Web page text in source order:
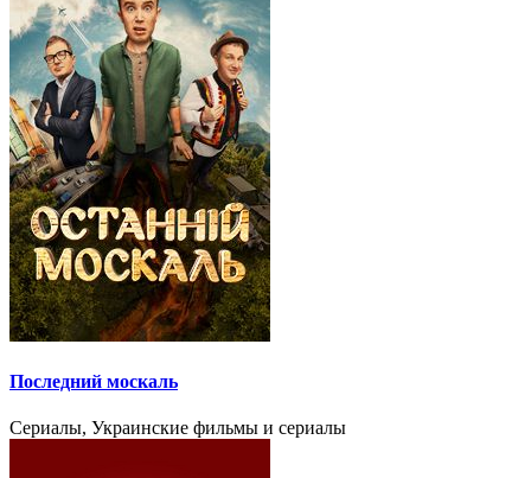
Последний москаль
Сериалы, Украинские фильмы и сериалы